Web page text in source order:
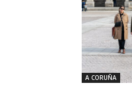
A CORUÑA